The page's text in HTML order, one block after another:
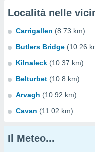
Località nelle
Carrigallen (8.73 km)
Butlers Bridge (10.26
Kilnaleck (10.37 km)
Belturbet (10.8 km)
Arvagh (10.92 km)
Cavan (11.02 km)
Il Meteo...